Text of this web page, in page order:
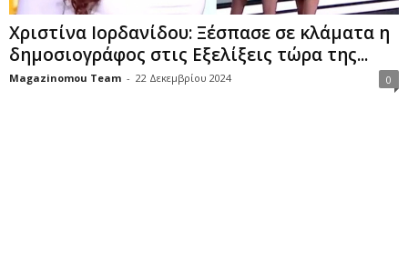
Χριστίνα Ιορδανίδου: Ξέσπασε σε κλάματα η
δημοσιογράφος στις Εξελίξεις τώρα της...
Magazinomou Team - 22 Δεκεμβρίου 2024 0